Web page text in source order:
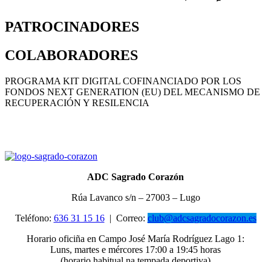
PATROCINADORES
COLABORADORES
PROGRAMA KIT DIGITAL COFINANCIADO POR LOS
FONDOS NEXT GENERATION (EU) DEL MECANISMO DE
RECUPERACIÓN Y RESILENCIA
ADC Sagrado Corazón
Rúa Lavanco s/n – 27003 – Lugo
Teléfono: 636 31 15 16| Correo: club@adcsagradocorazon.es
Horario oficiña en Campo José María Rodríguez Lago 1:
Luns, martes e mércores 17:00 a 19:45 horas